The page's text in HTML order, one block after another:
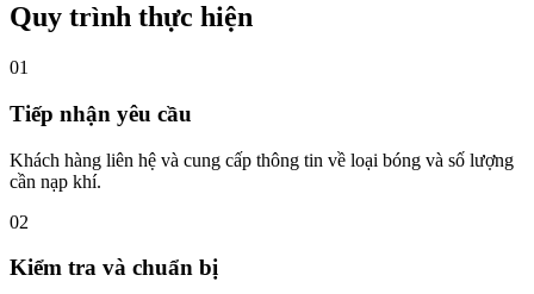
Quy trình thực hiện
01
Tiếp nhận yêu cầu
Khách hàng liên hệ và cung cấp thông tin về loại bóng và số lượng
cần nạp khí.
02
Kiểm tra và chuẩn bị